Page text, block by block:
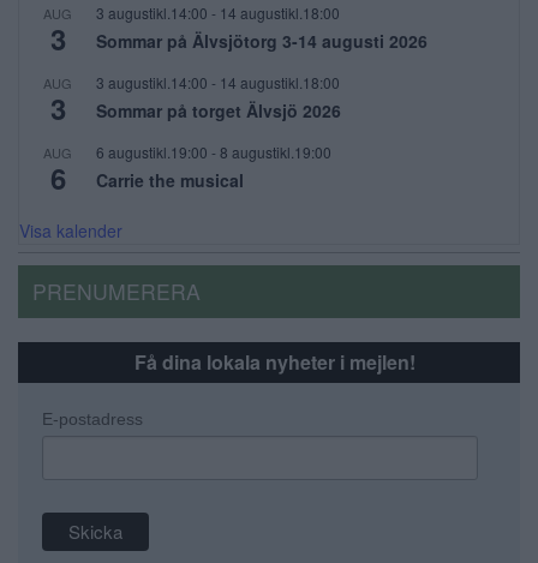
AUG
3
3 augustikl.14:00 - 14 augustikl.18:00
Sommar på Älvsjötorg 3-14 augusti 2026
AUG
3
3 augustikl.14:00 - 14 augustikl.18:00
Sommar på torget Älvsjö 2026
AUG
6
6 augustikl.19:00 - 8 augustikl.19:00
Carrie the musical
Visa kalender
PRENUMERERA
Få dina lokala nyheter i mejlen!
E-postadress